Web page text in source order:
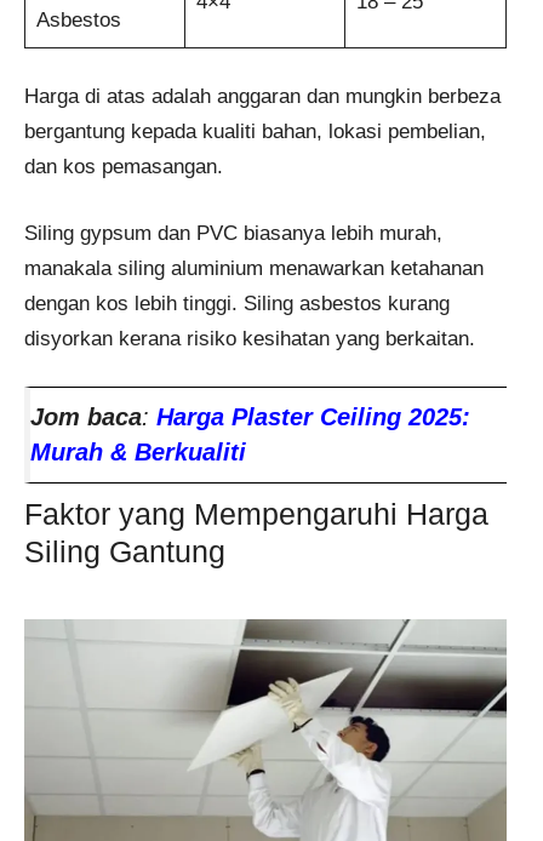
Asbestos
Harga di atas adalah anggaran dan mungkin berbeza
bergantung kepada kualiti bahan, lokasi pembelian,
dan kos pemasangan.
Siling gypsum dan PVC biasanya lebih murah,
manakala siling aluminium menawarkan ketahanan
dengan kos lebih tinggi. Siling asbestos kurang
disyorkan kerana risiko kesihatan yang berkaitan.
Jom baca: Harga Plaster Ceiling 2025:
Murah & Berkualiti
Faktor yang Mempengaruhi Harga
Siling Gantung